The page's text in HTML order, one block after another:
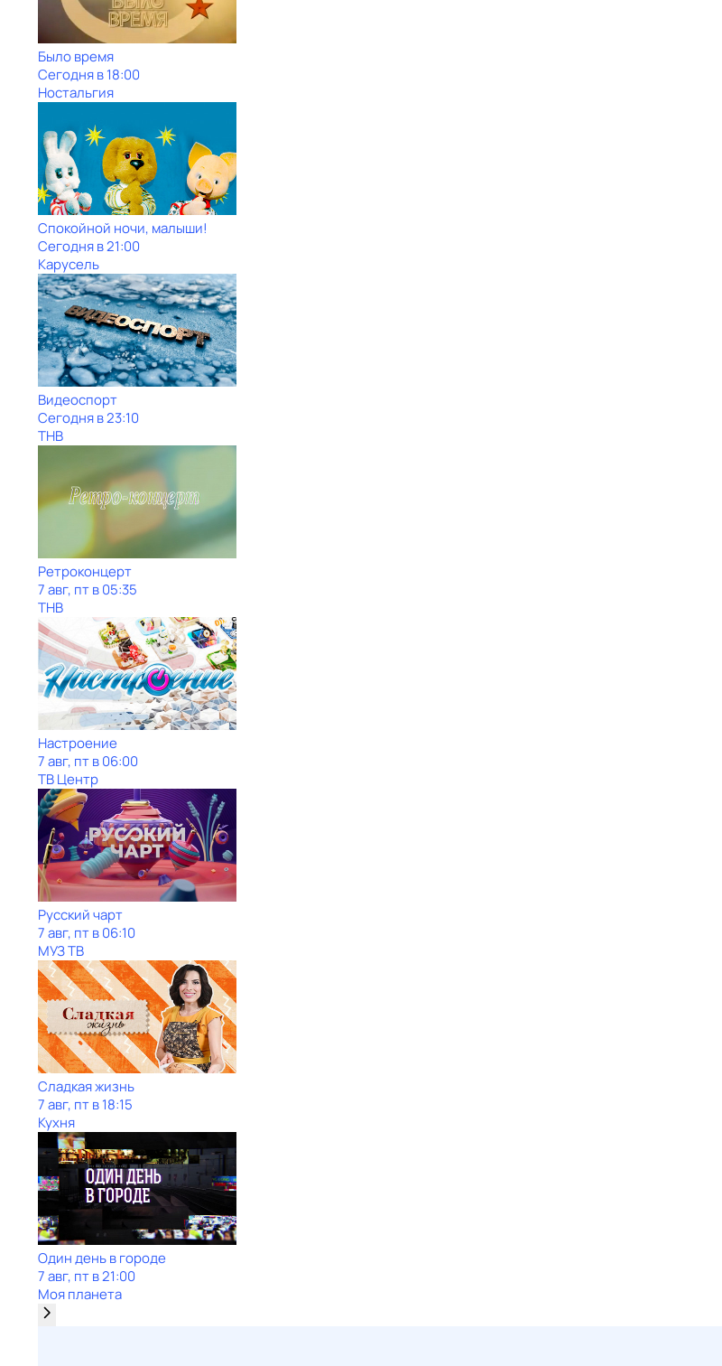
Было время
Сегодня в 18:00
Ностальгия
Спокойной ночи, малыши!
Сегодня в 21:00
Карусель
Видеоспорт
Сегодня в 23:10
ТНВ
Ретроконцерт
7 авг, пт в 05:35
ТНВ
Настроение
7 авг, пт в 06:00
ТВ Центр
Рycский чарт
7 авг, пт в 06:10
МУЗ ТВ
Сладкая жизнь
7 авг, пт в 18:15
Кухня
Один день в городе
7 авг, пт в 21:00
Моя планета